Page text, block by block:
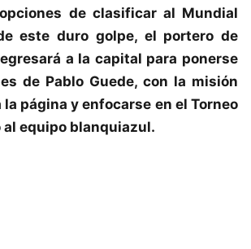
de clasificar al Mundial
este duro golpe, el portero de
a la capital para ponerse
de Pablo Guede, con la misión
página y enfocarse en el Torneo
equipo blanquiazul.